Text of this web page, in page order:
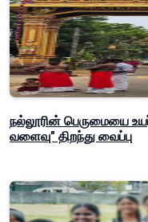
நல்லூரின் பெருமையை
வளைவு" திறந்து வைப்பு